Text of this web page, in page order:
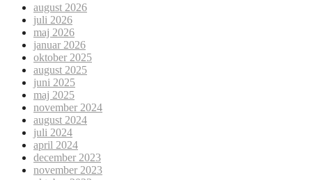
august 2026
juli 2026
maj 2026
januar 2026
oktober 2025
august 2025
juni 2025
maj 2025
november 2024
august 2024
juli 2024
april 2024
december 2023
november 2023